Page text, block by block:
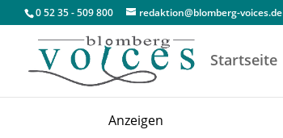
0 52 35 - 509 800 redaktion@blomberg-voices.de
Startseite
Anzeigen